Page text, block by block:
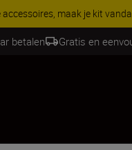
accessoires, maak je kit
betalen Gratis en